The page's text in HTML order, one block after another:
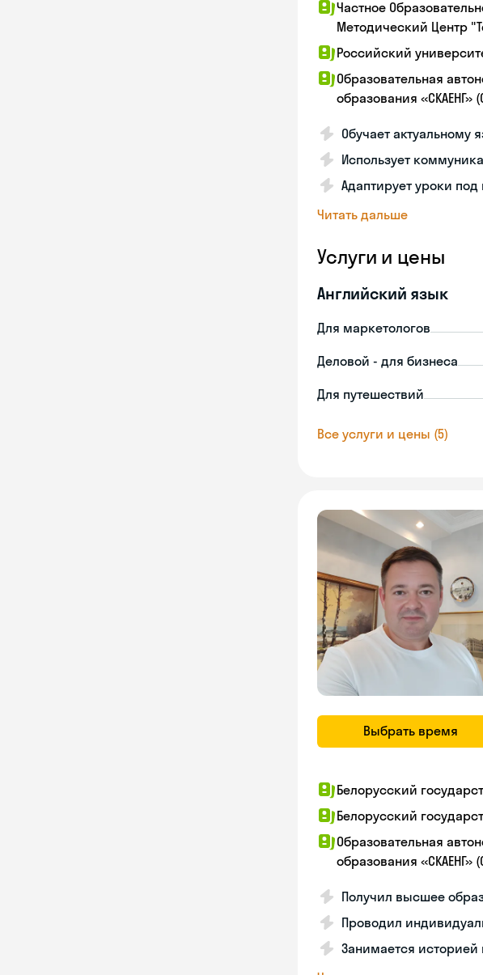
Частное
Методический Центр
Российский
Образовательная
образования «СКАЕНГ»
Обучает актуальному
Использует
Адаптирует уроки
Читать дальше
Услуги и цены
Английский язык
Для маркетологов
Деловой - для бизнеса
Для путешествий
Все услуги и цены (5)
Выбрать время
Белорусский
Белорусский
Образовательная
образования «СКАЕНГ»
Получил высшее
Проводил
Занимается историей